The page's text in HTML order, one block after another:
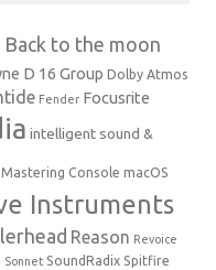
Back to the moon
D 16 Group Dolby Atmos
Fender Focusrite
intelligent sound &
Console macOS
Instruments
Reason Revoice
Sonnet SoundRadix Spitfire